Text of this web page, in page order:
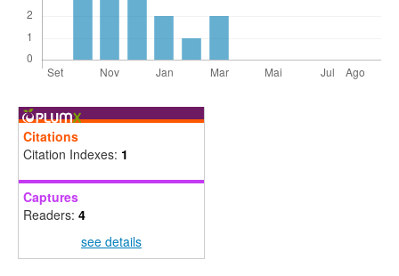
Citations
Citation Indexes: 1
Captures
Readers: 4
see details